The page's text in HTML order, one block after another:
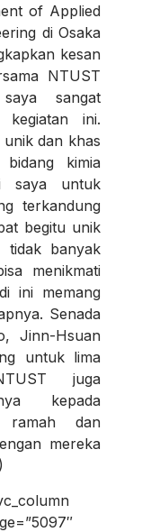
of Applied
di Osaka
kesan
NTUST
sangat
kegiatan ini.
dan khas
kimia
saya untuk
terkandung
begitu unik
tidak banyak
menikmati
ini memang
Senada
Jinn-Hsuan
untuk lima
juga
kepada
ramah dan
mereka